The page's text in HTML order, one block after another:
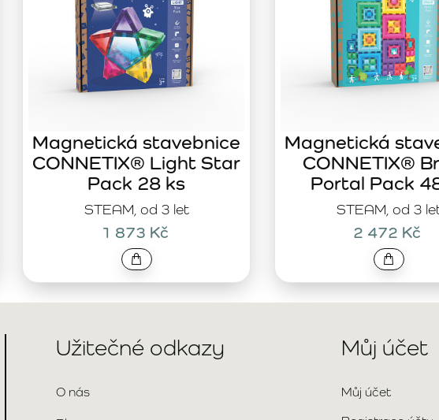
STEAM, od 3 let
Magnetická stavebnice
CONNETIX® Light Star
Pack 28 ks
1 873 Kč
STEAM, od 3
Magnetická
CONNETIX®
Portal Pack
2 472 Kč
Užitečné odkazy
O nás
Můj účet
Můj účet